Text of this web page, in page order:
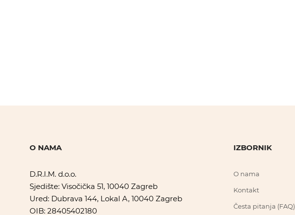
O NAMA
D.R.I.M. d.o.o.
Sjedište: Visočička 51, 10040 Zagreb
Ured: Dubrava 144, Lokal A, 10040 Zagreb
OIB: 28405402180
IZBORNIK
O nama
Kontakt
Česta pitanja (FAQ)